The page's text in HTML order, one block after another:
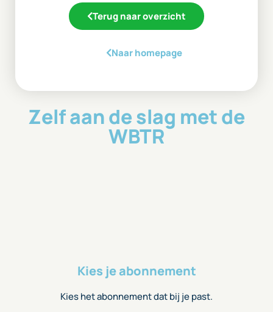
Terug naar overzicht
Naar homepage
Zelf aan de slag met de
WBTR
Kies je abonnement
Kies het abonnement dat bij je past.